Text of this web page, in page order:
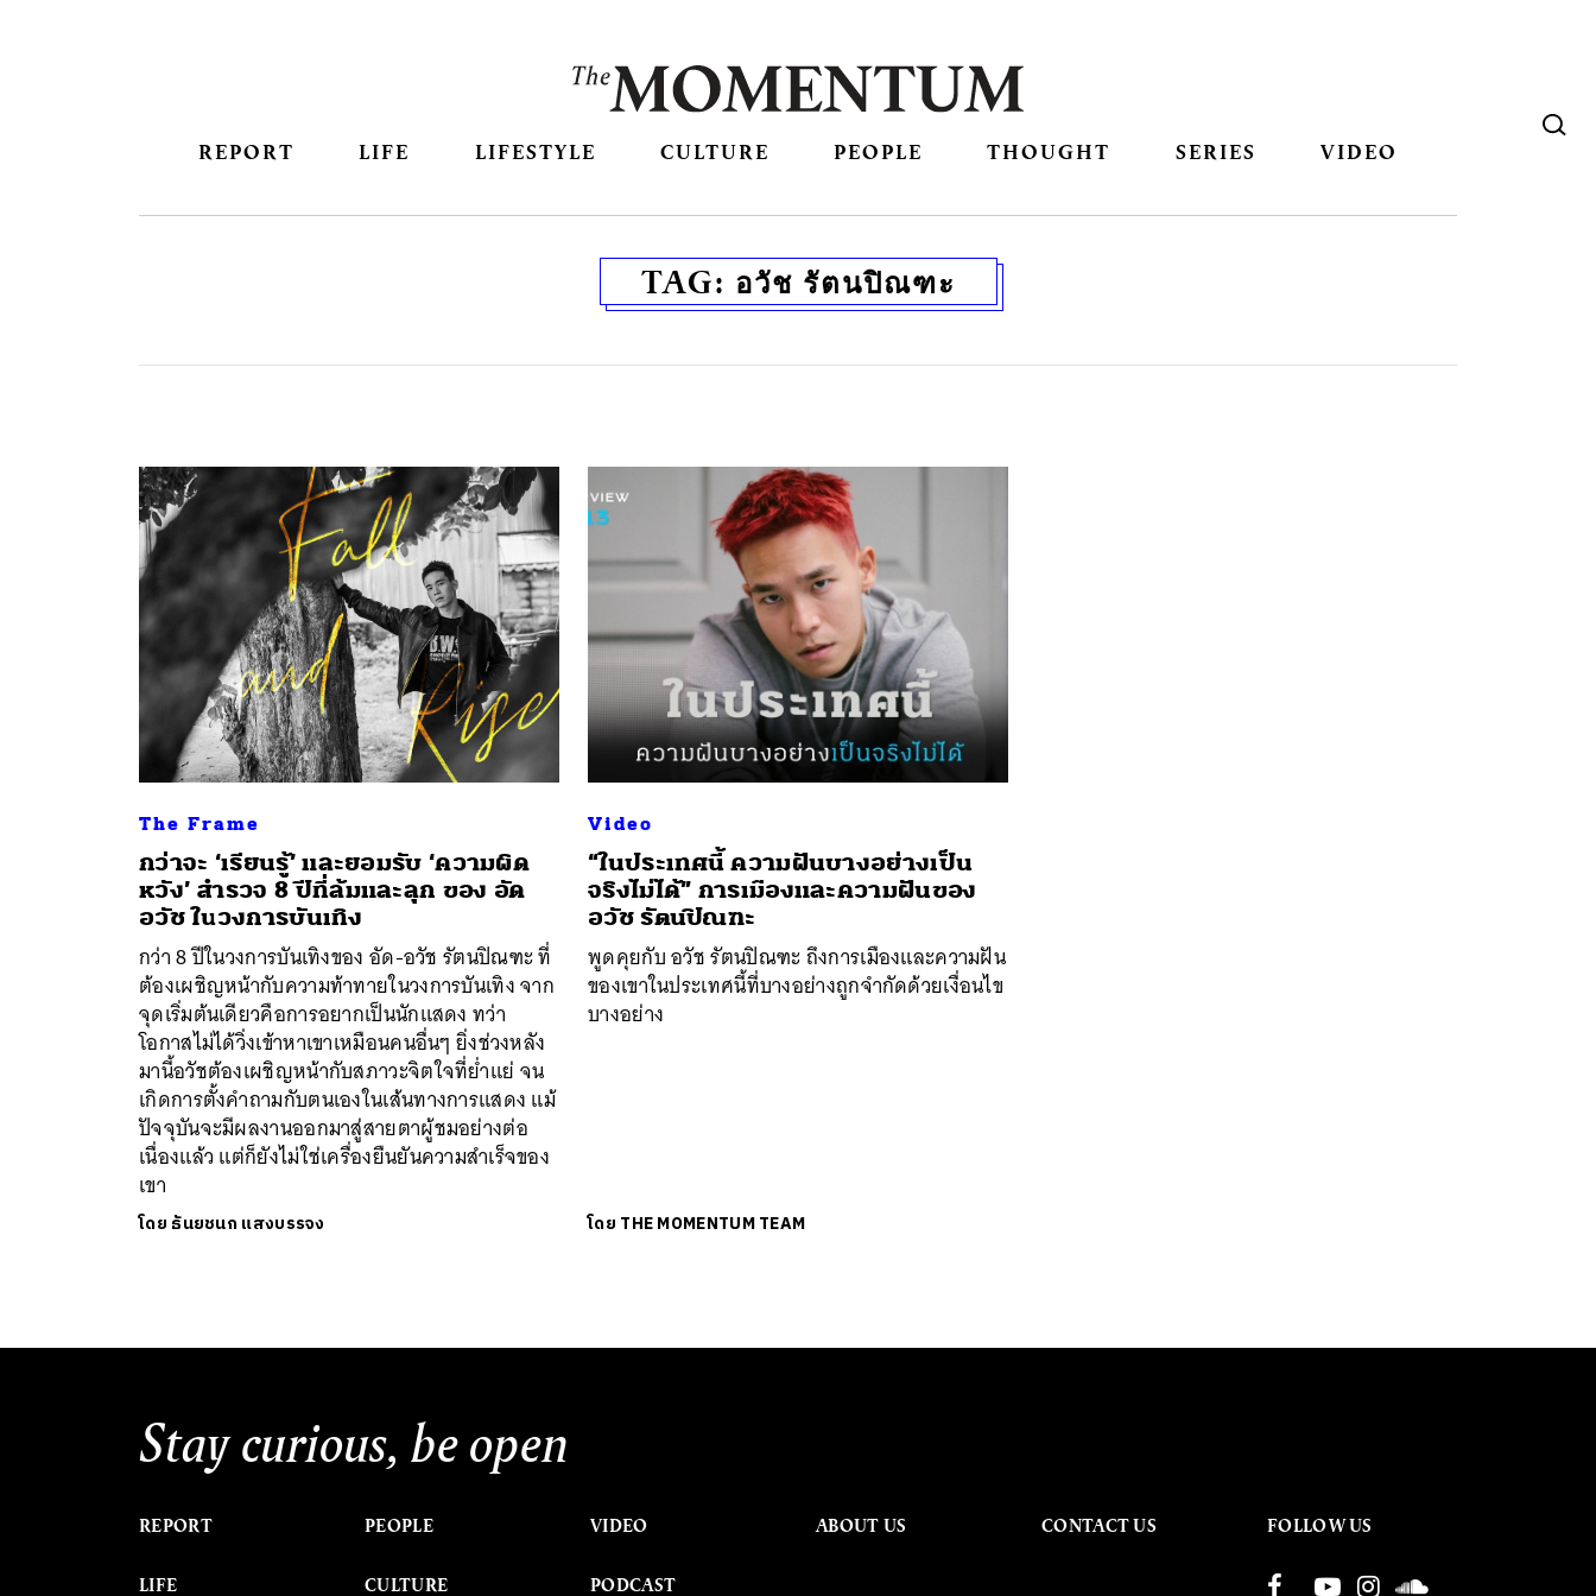
REPORT LIFE LIFESTYLE CULTURE PEOPLE THOUGHT SERIES VIDEO
TAG: อวัช รัตนปิณฑะ
The Frame
กว่าจะ ‘เรียนรู้’ และยอมรับ ‘ความผิด
หวัง’ สำรวจ 8 ปีที่ล้มและลุก ของ อัด
อวัช ในวงการบันเทิง
กว่า 8 ปีในวงการบันเทิงของ อัด-อวัช รัตนปิณฑะ ที่
ต้องเผชิญหน้ากับความท้าทายในวงการบันเทิง จาก
จุดเริ่มต้นเดียวคือการอยากเป็นนักแสดง ทว่า
โอกาสไม่ได้วิ่งเข้าหาเขาเหมือนคนอื่นๆ ยิ่งช่วงหลัง
มานี้อวัชต้องเผชิญหน้ากับสภาวะจิตใจที่ย่ำแย่ จน
เกิดการตั้งคำถามกับตนเองในเส้นทางการแสดง แม้
ปัจจุบันจะมีผลงานออกมาสู่สายตาผู้ชมอย่างต่อ
เนื่องแล้ว แต่ก็ยังไม่ใช่เครื่องยืนยันความสำเร็จของ
เขา
โดย ธันยชนก แสงบรรจง
Video
“ในประเทศนี้ ความฝันบางอย่างเป็น
จริงไม่ได้” การเมืองและความฝันของ
อวัช รัตนปิณฑะ
พูดคุยกับ อวัช รัตนปิณฑะ ถึงการเมืองและความฝัน
ของเขาในประเทศนี้ที่บางอย่างถูกจำกัดด้วยเงื่อนไข
บางอย่าง
โดย THE MOMENTUM TEAM
Stay curious, be open
REPORT
LIFE
PEOPLE
CULTURE
VIDEO
PODCAST
ABOUT US CONTACT US FOLLOW US
SHARE TWEET LINE EMAIL